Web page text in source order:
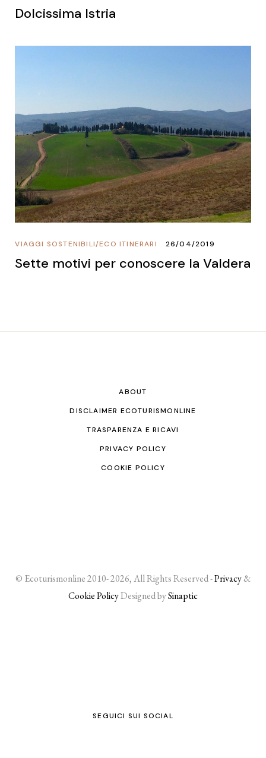
Dolcissima Istria
ECO ITINERARI
/
VIAGGI SOSTENIBILI 26/04/2019
Sette motivi per conoscere la Valdera
ABOUT
DISCLAIMER ECOTURISMONLINE
TRASPARENZA E RICAVI
PRIVACY POLICY
COOKIE POLICY
© Ecoturismonline 2010- 2026, All Rights Reserved -Privacy&
Cookie PolicyDesigned bySinaptic
SEGUICI SUI SOCIAL